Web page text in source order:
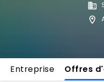
Entreprise Offres